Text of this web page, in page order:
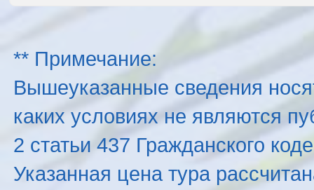
** Примечание:
Вышеуказанные сведения
каких условиях не являются
2 статьи 437 Гражданского
Указанная цена тура